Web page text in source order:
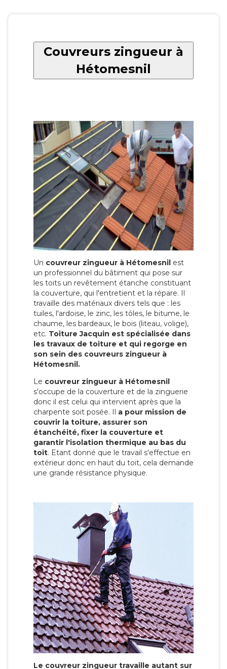
Couvreurs zingueur à
Hétomesnil
Un couvreur zingueur à Hétomesnil est
un professionnel du bâtiment qui pose sur
les toits un revêtement étanche constituant
la couverture, qui l'entretient et la répare. Il
travaille des matériaux divers tels que : les
tuiles, l'ardoise, le zinc, les tôles, le bitume, le
chaume, les bardeaux, le bois (liteau, volige),
etc. Toiture Jacquin est spécialisée dans
les travaux de toiture et qui regorge en
son sein des couvreurs zingueur à
Hétomesnil.
Le couvreur zingueur à Hétomesnil
s'occupe de la couverture et de la zinguerie
donc il est celui qui intervient après que la
charpente soit posée. Il a pour mission de
couvrir la toiture, assurer son
étanchéité, fixer la couverture et
garantir l'isolation thermique au bas du
toit. Etant donné que le travail s'effectue en
extérieur donc en haut du toit, cela demande
une grande résistance physique.
Le couvreur zingueur travaille autant sur